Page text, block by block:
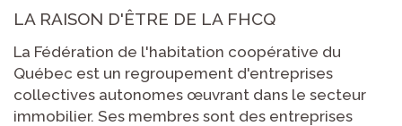
LA RAISON D'ÊTRE DE LA FHCQ
La Fédération de l'habitation coopérative du
Québec est un regroupement d'entreprises
collectives autonomes œuvrant dans le secteur
immobilier. Ses membres sont des entreprises